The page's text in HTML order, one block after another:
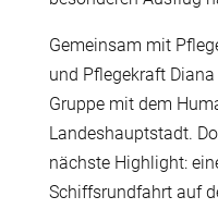
Gemeinsam mit
und Pflegekraft
Gruppe mit dem
Landeshauptstadt.
nächste Highlight:
Schiffsrundfahrt auf